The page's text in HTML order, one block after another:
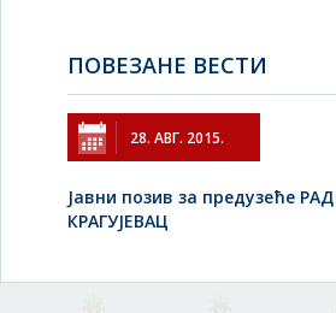
ПОВЕЗАНЕ ВЕСТИ
28. АВГ. 2015.
Јавни позив за предузеће
КРАГУЈЕВАЦ